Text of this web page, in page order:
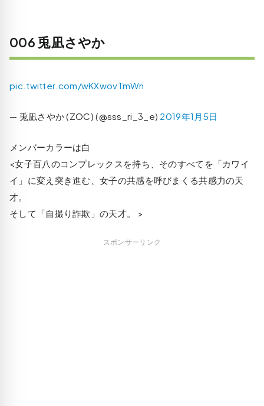
006 兎凪さやか
pic.twitter.com/wKXwovTmWn
— 兎凪さやか (ZOC) (@sss_ri_3_e) 2019年1月5日
メンバーカラーは白
<女子百八のコンプレックスを持ち、そのすべてを「カワイ
イ」に変え突き進む、女子の共感を呼びまくる共感力の天
才。
そして「自撮り詐欺」の天才。 >
スポンサーリンク